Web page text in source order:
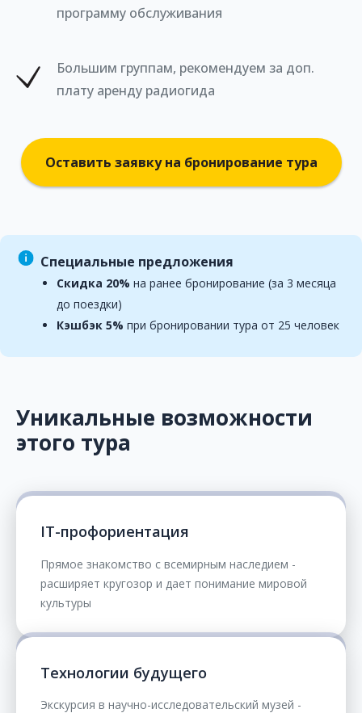
программу обслуживания
Большим группам, рекомендуем за доп.
плату аренду радиогида
Оставить заявку на бронирование тура
Специальные предложения
Скидка 20% на ранее бронирование (за 3 месяца
до поездки)
Кэшбэк 5% при бронировании тура от 25 человек
Уникальные возможности
этого тура
IT-профориентация
Прямое знакомство с всемирным наследием -
расширяет кругозор и дает понимание мировой
культуры
Технологии будущего
Экскурсия в научно-исследовательский музей -